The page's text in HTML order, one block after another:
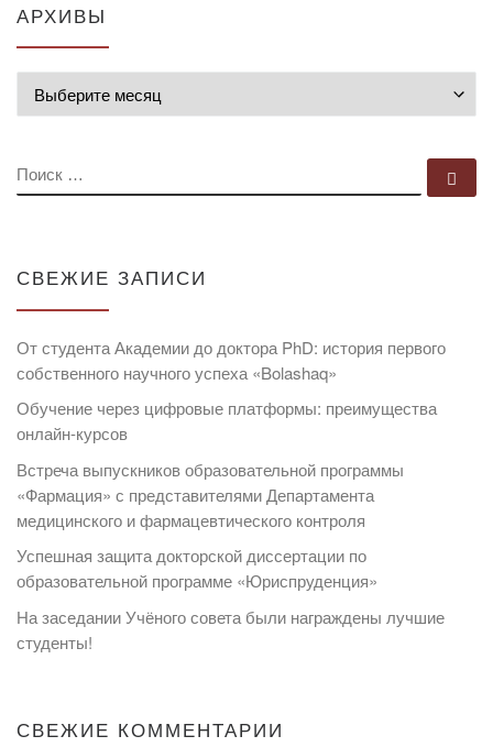
АРХИВЫ
ПОИСК
СВЕЖИЕ ЗАПИСИ
От студента Академии до доктора PhD: история первого
собственного научного успеха «Bolashaq»
Обучение через цифровые платформы: преимущества
онлайн-курсов
Встреча выпускников образовательной программы
«Фармация» с представителями Департамента
медицинского и фармацевтического контроля
Успешная защита докторской диссертации по
образовательной программе «Юриспруденция»
На заседании Учёного совета были награждены лучшие
студенты!
СВЕЖИЕ КОММЕНТАРИИ